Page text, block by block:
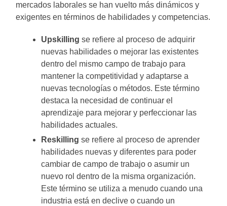
mercados laborales se han vuelto más dinámicos y
exigentes en términos de habilidades y competencias.
Upskilling se refiere al proceso de adquirir
nuevas habilidades o mejorar las existentes
dentro del mismo campo de trabajo para
mantener la competitividad y adaptarse a
nuevas tecnologías o métodos. Este término
destaca la necesidad de continuar el
aprendizaje para mejorar y perfeccionar las
habilidades actuales.
Reskilling se refiere al proceso de aprender
habilidades nuevas y diferentes para poder
cambiar de campo de trabajo o asumir un
nuevo rol dentro de la misma organización.
Este término se utiliza a menudo cuando una
industria está en declive o cuando un